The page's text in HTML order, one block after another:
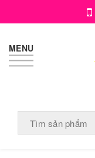
MENU